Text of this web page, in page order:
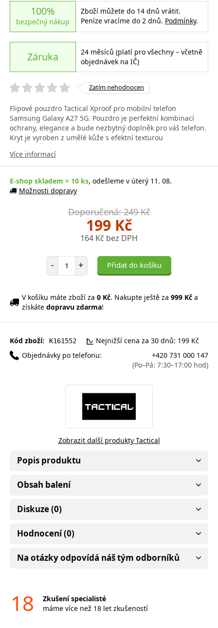
100%
bezpečný nákup
Zboží můžete do 14 dnů vrátit.
Peníze vracíme do 2 dnů. Podmínky.
Záruka
24 měsíců (platí pro všechny – včetně
objednávek na IČ)
Zatím nehodnocen
Flipové pouzdro Tactical Xproof pro mobilní telefon
Samsung Galaxy A27 5G. Pouzdro je perfektní kombinací
ochrany, elegance a bude nezbytný doplněk pro váš telefon.
Kryt je vyroben z umělé kůže s efektní texturou
Více informací
E-shop skladem > 10 ks, odešleme v úterý 11. 08.
Možnosti dopravy
Doporučená: 249 Kč
199 Kč
164 Kč bez DPH
- Počet položek
+ Přidat do košíku
V košíku máte zboží za 0 Kč. Nakupte ještě za 999 Kč a
získáte dopravu zdarma!
Kód zboží: K161552
Nejnižší cena za 30 dnů: 199 Kč
Objednávky po telefonu:
+420 731 000 147
(Po–Pá: 7:30–17:00 hod)
Zobrazit další produkty Tactical
Popis produktu
Obsah balení
Diskuze (0)
Hodnocení (0)
Na otázky odpovídá náš tým odborníků
18
Zkušení specialisté
máme více než 18 let zkušeností